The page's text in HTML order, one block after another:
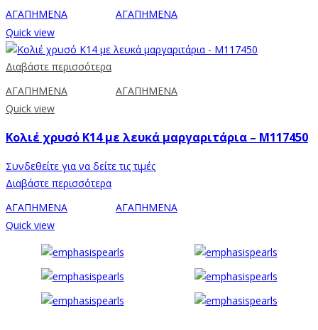
ΑΓΑΠΗΜΕΝΑ
ΑΓΑΠΗΜΕΝΑ
Quick view
Διαβάστε περισσότερα
ΑΓΑΠΗΜΕΝΑ
ΑΓΑΠΗΜΕΝΑ
Quick view
Κολιέ χρυσό Κ14 με λευκά μαργαριτάρια – M117450
Συνδεθείτε για να δείτε τις τιμές
Διαβάστε περισσότερα
ΑΓΑΠΗΜΕΝΑ
ΑΓΑΠΗΜΕΝΑ
Quick view